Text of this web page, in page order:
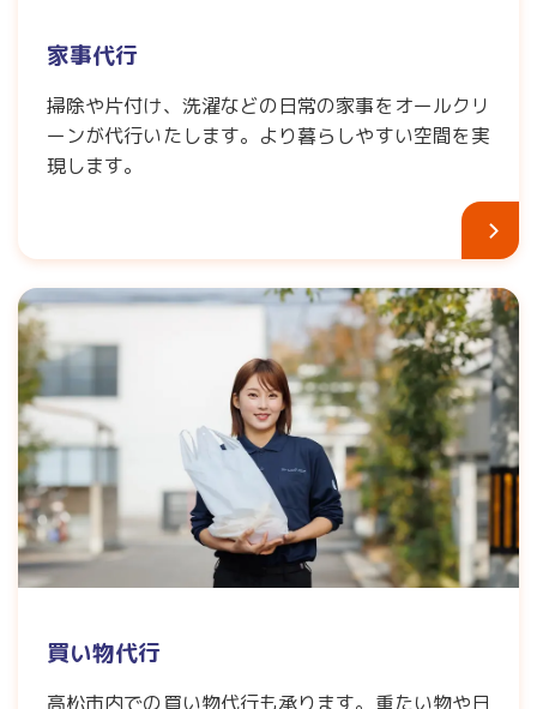
家事代行
掃除や片付け、洗濯などの日常の家事をオールクリ
ーンが代行いたします。より暮らしやすい空間を実
現します。
買い物代行
高松市内での買い物代行も承ります。重たい物や日